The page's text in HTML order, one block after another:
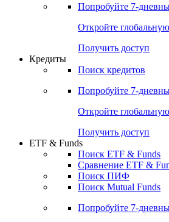
Попробуйте 7-
Откройте
Получить доступ
Кредиты
Поиск кредитов
Попробуйте 7-
Откройте
Получить доступ
ETF & Funds
Поиск ETF & Funds
Сравнение ETF &
Поиск ПИФ
Поиск Mutual Funds
Попробуйте 7-